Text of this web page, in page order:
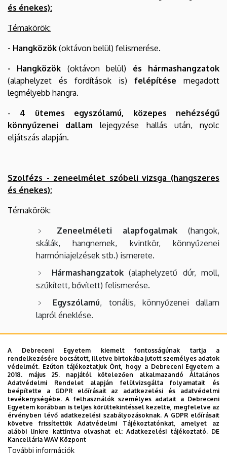
és énekes):
Témakörök:
- Hangközök (oktávon belül) felismerése.
- Hangközök (oktávon belül) és hármashangzatok
(alaphelyzet és fordítások is) felépítése megadott
legmélyebb hangra.
- 4 ütemes egyszólamú, közepes nehézségű
könnyűzenei dallam lejegyzése hallás után, nyolc
eljátszás alapján.
Szolfézs - zeneelmélet szóbeli vizsga (hangszeres
és énekes):
Témakörök:
Zeneelméleti alapfogalmak (hangok,
skálák, hangnemek, kvintkör, könnyűzenei
harmóniajelzések stb.) ismerete.
Hármashangzatok(alaphelyzetű dúr, moll,
szűkített, bővített) felismerése.
Egyszólamú, tonális, könnyűzenei dallam
lapról éneklése.
nem kell teljesíteni):
Két olyan, különböző karakterű darab
(klasszikus vagy populáris), amivel a jelentkező
legjobban meg tudja mutatni zongoratudását.
Mintafeladatok
Szolfézs- Zeneelmélet felvételi
A Debreceni Egyetem kiemelt fontosságúnak tartja a
rendelkezésére bocsátott, illetve birtokába jutott személyes adatok
védelmét. Ezúton tájékoztatjuk Önt, hogy a Debreceni Egyetem a
2018. május 25. napjától kötelezően alkalmazandó Általános
Adatvédelmi Rendelet alapján felülvizsgálta folyamatait és
beépítette a GDPR előírásait az adatkezelési és adatvédelmi
tevékenységébe. A felhasználók személyes adatait a Debreceni
Egyetem korábban is teljes körültekintéssel kezelte, megfelelve az
érvényben lévő adatkezelési szabályozásoknak. A GDPR előírásait
követve frissítettük Adatvédelmi Tájékoztatónkat, amelyet az
alábbi linkre kattintva olvashat el:Adatkezelési tájékoztató. DE
Kancellária WAV Központ
További információk